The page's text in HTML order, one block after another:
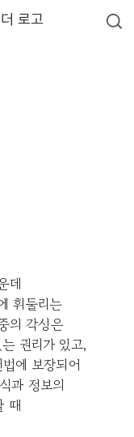
데
휘둘리는
의 각성은
권리가 있고,
에 보장되어
과 정보의
때